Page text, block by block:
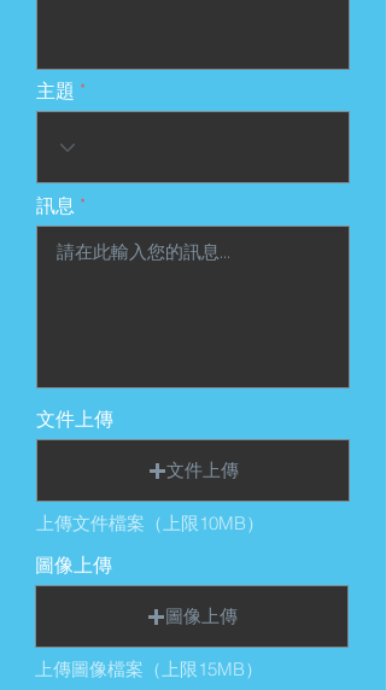
主題
訊息
文件上傳
文件上傳
上傳文件檔案（上限10MB）
圖像上傳
圖像上傳
上傳圖像檔案（上限15MB）